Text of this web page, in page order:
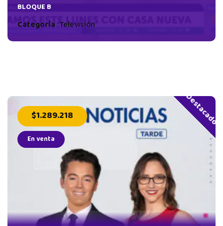
BLOQUE B
Categoría:Televisión
Destacado
$1.289.218
En venta